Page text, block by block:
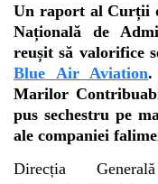
Un raport al Curții
Națională de
reușit să valorifice
Blue Air Aviation.
Marilor
pus sechestru pe
ale companiei
Direcția